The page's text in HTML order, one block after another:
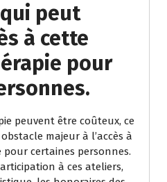
peut
à cette
pour
peuvent être coûteux, ce
majeur à l’accès à
certaines personnes.
à ces ateliers,